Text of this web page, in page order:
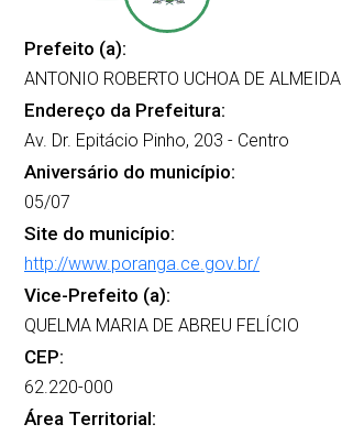
Prefeito (a):
ANTONIO ROBERTO UCHOA DE ALMEIDA
Endereço da Prefeitura:
Av. Dr. Epitácio Pinho, 203 - Centro
Aniversário do município:
05/07
Site do município:
http://www.poranga.ce.gov.br/
Vice-Prefeito (a):
QUELMA MARIA DE ABREU FELÍCIO
CEP:
62.220-000
Área Territorial: